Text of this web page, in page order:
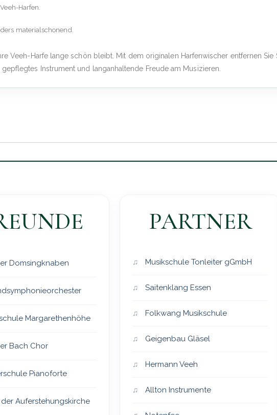
Harfen.
materialschonend.
Veeh-Harfe lange schön bleibt. Mit dem originalen Harfenwischer entfernen Sie
Instrument und langanhaltende Freude am Musizieren.
Domsingknaben
Margarethenhöhe
Bach Chor
Pianoforte
der Auferstehungskirche
PARTNER
Musikschule Tonleiter gGmbH
Saitenklang Essen
Folkwang Musikschule
Geigenbau Gläsel
Hermann Veeh
Allton Instrumente